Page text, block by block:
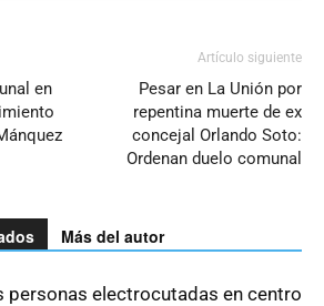
en
Artículo siguiente
Pesar en La Unión por
repentina muerte de ex
concejal Orlando Soto:
Ordenan duelo comunal
Más del autor
personas electrocutadas en centro